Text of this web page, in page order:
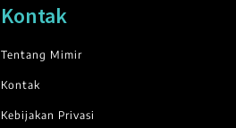
Kontak
Tentang Mimir
Kontak
Kebijakan Privasi